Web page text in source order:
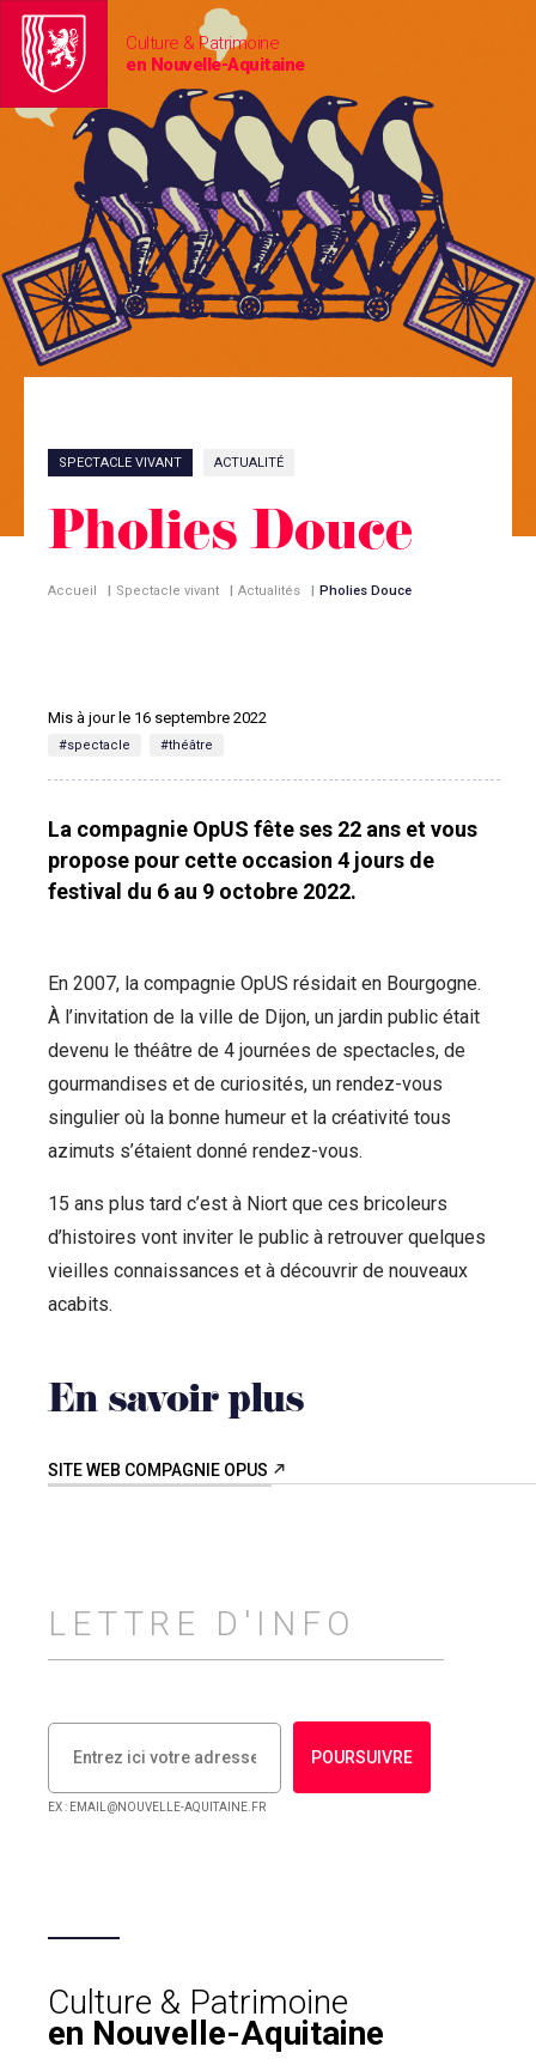
Culture & Patrimoine
en Nouvelle-Aquitaine
SPECTACLE VIVANT ACTUALITÉ
Pholies Douce
Accueil | Spectacle vivant | Actualités | Pholies Douce
Mis à jour le 16 septembre 2022
#spectacle #théâtre
La compagnie OpUS fête ses 22 ans et vous
propose pour cette occasion 4 jours de
festival du 6 au 9 octobre 2022.
En 2007, la compagnie OpUS résidait en Bourgogne.
À l’invitation de la ville de Dijon, un jardin public était
devenu le théâtre de 4 journées de spectacles, de
gourmandises et de curiosités, un rendez-vous
singulier où la bonne humeur et la créativité tous
azimuts s’étaient donné rendez-vous.
15 ans plus tard c’est à Niort que ces bricoleurs
d’histoires vont inviter le public à retrouver quelques
vieilles connaissances et à découvrir de nouveaux
acabits.
En savoir plus
SITE WEB COMPAGNIE OPUS
LETTRE D'INFO
POURSUIVRE
EX : EMAIL@NOUVELLE-AQUITAINE.FR
Culture & Patrimoine
en Nouvelle-Aquitaine